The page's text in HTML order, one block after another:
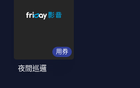
用券
夜間巡邏